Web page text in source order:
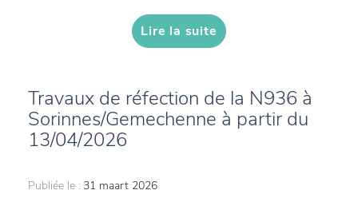
Lire la suite
Travaux de réfection de la N936 à
Sorinnes/Gemechenne à partir du
13/04/2026
Publiée le : 31 maart 2026